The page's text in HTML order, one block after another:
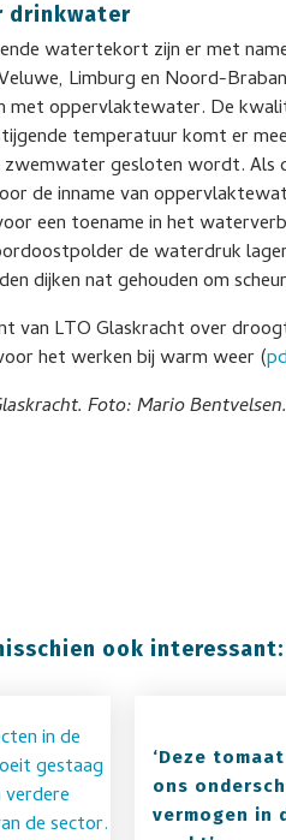
drinkwater
watertekort zijn er met
Limburg en Noord-
met oppervlaktewater. De
temperatuur komt er
gesloten wordt.
de inname van
een toename in het
de waterdruk
dijken nat gehouden om
van LTO Glaskracht over
het werken bij warm weer (
Foto: Mario Bentvelsen.
ook interessant:
‘Deze
ons
vermogen in